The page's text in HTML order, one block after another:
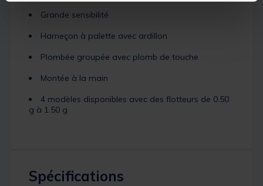
Grande sensibilité
Hameçon à palette avec ardillon
Plombée groupée avec plomb de touche
Montée à la main
4 modèles disponibles avec des flotteurs de 0.50
g à 1.50 g
Spécifications